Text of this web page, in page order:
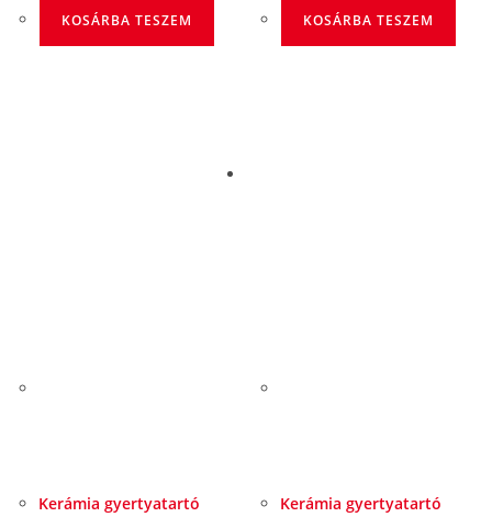
KOSÁRBA TESZEM KOSÁRBA TESZEM
Kerámia gyertyatartó Kerámia gyertyatartó